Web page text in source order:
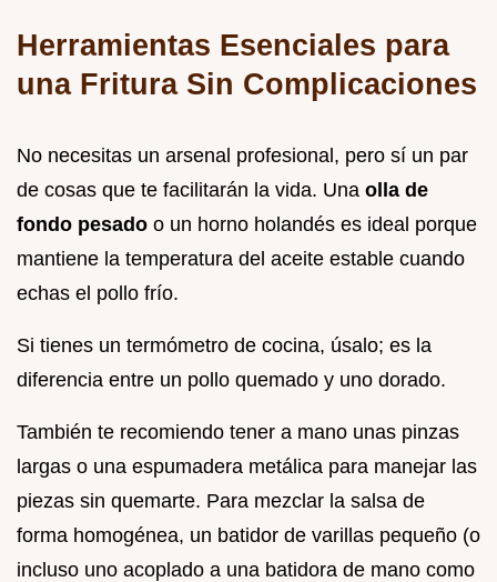
Herramientas Esenciales para
una Fritura Sin Complicaciones
No necesitas un arsenal profesional, pero sí un par
de cosas que te facilitarán la vida. Una olla de
fondo pesado o un horno holandés es ideal porque
mantiene la temperatura del aceite estable cuando
echas el pollo frío.
Si tienes un termómetro de cocina, úsalo; es la
diferencia entre un pollo quemado y uno dorado.
También te recomiendo tener a mano unas pinzas
largas o una espumadera metálica para manejar las
piezas sin quemarte. Para mezclar la salsa de
forma homogénea, un batidor de varillas pequeño (o
incluso uno acoplado a una batidora de mano como